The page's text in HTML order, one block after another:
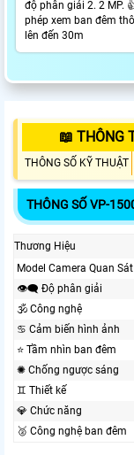
độ phân giải 2. 2 MP.
phép xem ban đêm
lên đến 30m
📖 THÔNG
THÔNG SỐ KỸ THUẬT
THÔNG SỐ VP-
Thương Hiệu
Model Camera Quan Sát
👁️‍🗨 Độ phân giải
🕉️ Công nghệ
♋ Cảm biến hình ảnh
⭐ Tầm nhìn ban đêm
✺ Chống ngược sáng
♊ Thiết kế
💎 Chức năng
🥈️ Công nghệ ban đêm